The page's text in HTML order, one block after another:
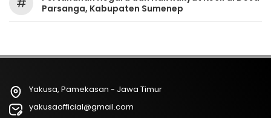
Parsanga, Kabupaten Sumenep
Yakusa, Pamekasan - Jawa Timur
yakusaofficial@gmail.com